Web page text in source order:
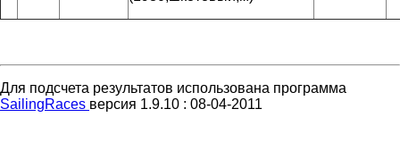
Для подсчета результатов использована программа
SailingRaces версия 1.9.10 : 08-04-2011